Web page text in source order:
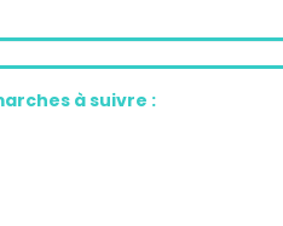
à suivre :